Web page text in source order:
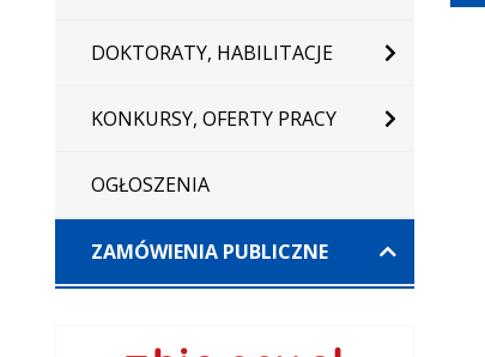
DOKTORATY, HABILITACJE
KONKURSY, OFERTY PRACY
OGŁOSZENIA
ZAMÓWIENIA PUBLICZNE